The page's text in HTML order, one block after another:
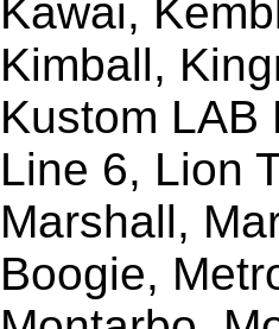
Kawai,
Kimball,
Kustom LAB
Line 6, Lion
Marshall,
Boogie,